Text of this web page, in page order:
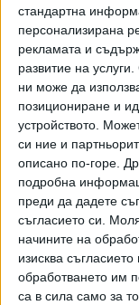
стандартна
персонализирана
рекламата и
развитие на услуги.
ни може да
позициониране и
устройството.
си ние и
описано по-горе.
подробна
преди да дадете
съгласието си.
начините на
изисква
обработването им
са в сила само за
Гараничев,
допълнителни
французите и с
При жените - на
(Павлова,
Германия (на 33.5
тим (Даниела
Тодорова и
след като на
сметка завърши
обиколки на
В първите
мъжете ни бяха